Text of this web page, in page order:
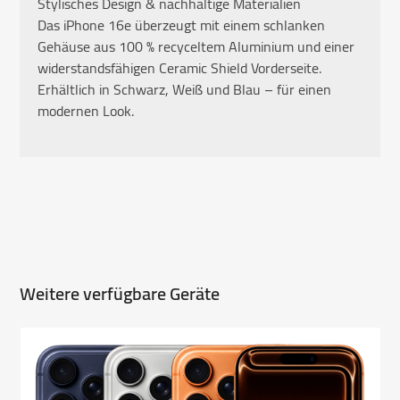
Das iPhone 16e überzeugt mit einem schlanken
Gehäuse aus 100 % recyceltem Aluminium und einer
widerstandsfähigen Ceramic Shield Vorderseite.
Erhältlich in Schwarz, Weiß und Blau – für einen
modernen Look.
Weitere verfügbare Geräte
the
left